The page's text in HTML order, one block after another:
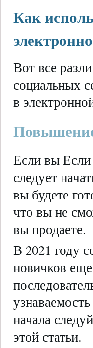
Как
Вот все
социальных
в
Если вы Если
следует
вы будете
что вы не
вы продаете.
В 2021 году
новичков
начала
этой статьи.